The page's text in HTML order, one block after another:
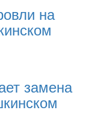
на
замена